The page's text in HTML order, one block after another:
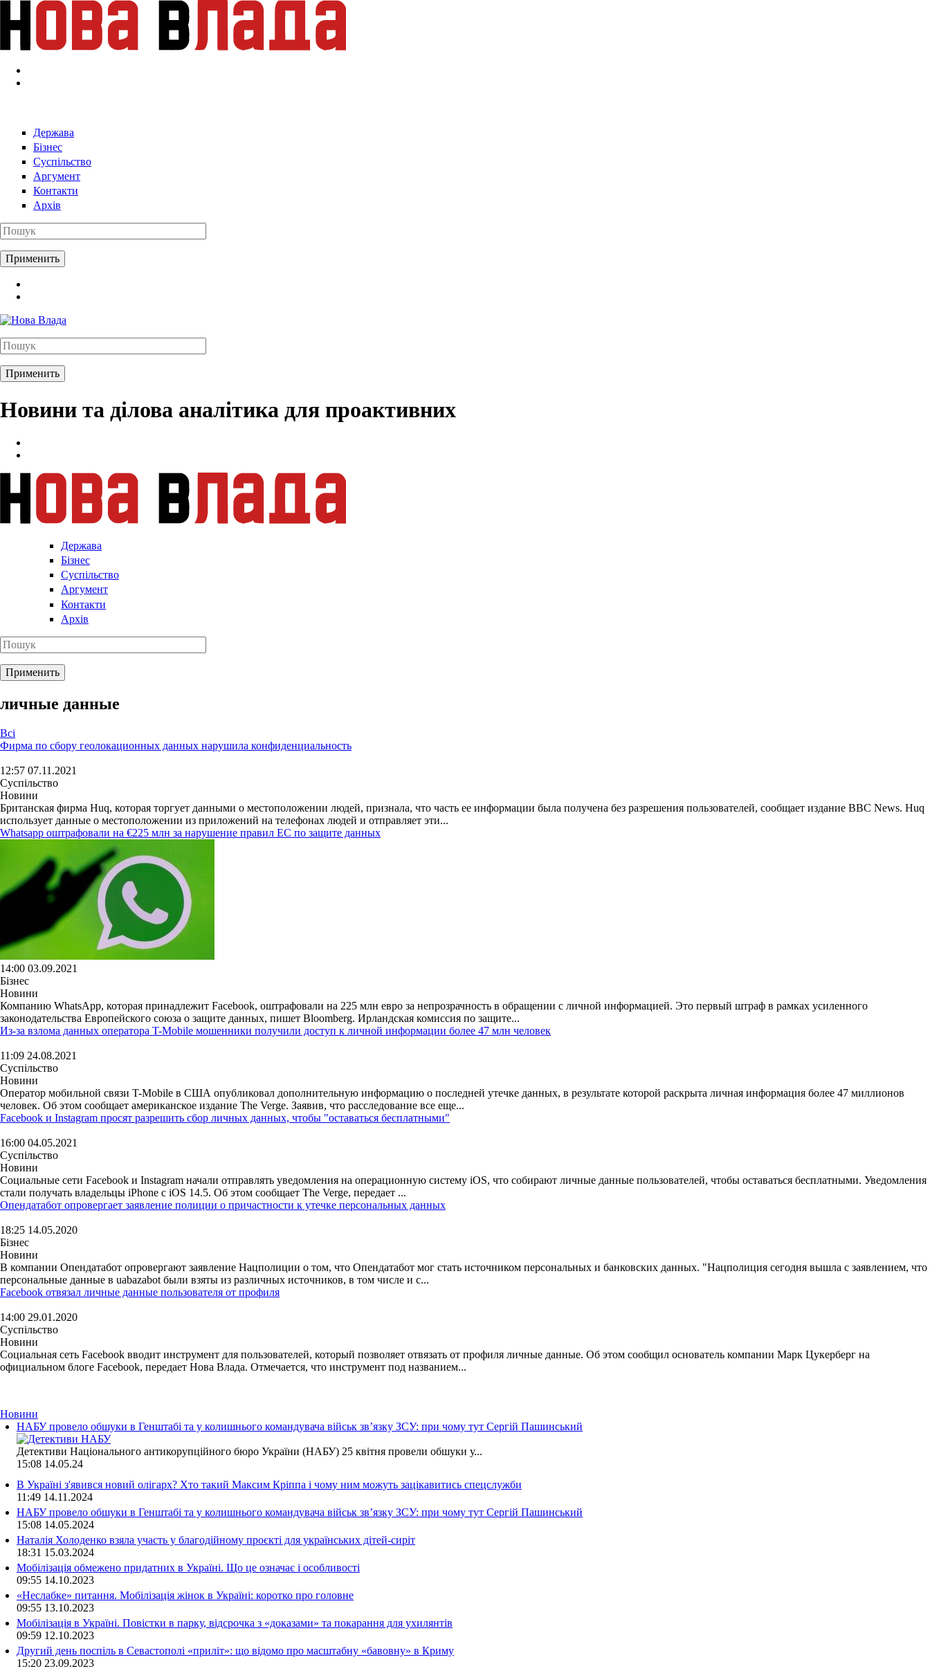
Перейти к основному содержанию
Держава
Бізнес
Суспільство
Аргумент
Контакти
Архів
Новини та ділова аналітика для проактивних
Держава
Бізнес
Суспільство
Аргумент
Контакти
Архів
личные данные
Всі
Фирма по сбору геолокационных данных нарушила конфиденциальность
12:57 07.11.2021
Суспільство
Новини
Британская фирма Huq, которая торгует данными о местоположении людей, признала, что часть ее информации была получена без разрешения пользователей, сообщает издание BBC News. Huq
использует данные о местоположении из приложений на телефонах людей и отправляет эти...
Whatsapp оштрафовали на €225 млн за нарушение правил ЕС по защите данных
14:00 03.09.2021
Бізнес
Новини
Компанию WhatsApp, которая принадлежит Facebook, оштрафовали на 225 млн евро за непрозрачность в обращении с личной информацией. Это первый штраф в рамках усиленного
законодательства Европейского союза о защите данных, пишет Bloomberg. Ирландская комиссия по защите...
Из-за взлома данных оператора T-Mobile мошенники получили доступ к личной информации более 47 млн человек
11:09 24.08.2021
Суспільство
Новини
Оператор мобильной связи T-Mobile в США опубликовал дополнительную информацию о последней утечке данных, в результате которой раскрыта личная информация более 47 миллионов
человек. Об этом сообщает американское издание The Verge. Заявив, что расследование все еще...
Facebook и Instagram просят разрешить сбор личных данных, чтобы "оставаться бесплатными"
16:00 04.05.2021
Суспільство
Новини
Социальные сети Facebook и Instagram начали отправлять уведомления на операционную систему iOS, что собирают личные данные пользователей, чтобы оставаться бесплатными. Уведомления
стали получать владельцы iPhone с iOS 14.5. Об этом сообщает The Verge, передает ...
Опендатабот опровергает заявление полиции о причастности к утечке персональных данных
18:25 14.05.2020
Бізнес
Новини
В компании Опендатабот опровергают заявление Нацполиции о том, что Опендатабот мог стать источником персональных и банковских данных. "Нацполиция сегодня вышла с заявлением, что
персональные данные в uabazabot были взяты из различных источников, в том числе и с...
Facebook отвязал личные данные пользователя от профиля
14:00 29.01.2020
Суспільство
Новини
Социальная сеть Facebook вводит инструмент для пользователей, который позволяет отвязать от профиля личные данные. Об этом сообщил основатель компании Марк Цукерберг на
официальном блоге Facebook, передает Нова Влада. Отмечается, что инструмент под названием...
Новини
НАБУ провело обшуки в Генштабі та у колишнього командувача військ зв’язку ЗСУ: при чому тут Сергій Пашинський
Детективи Національного антикорупційного бюро України (НАБУ) 25 квітня провели обшуки у...
15:08 14.05.24
В Україні з'явився новий олігарх? Хто такий Максим Кріппа і чому ним можуть зацікавитись спецслужби
11:49 14.11.2024
НАБУ провело обшуки в Генштабі та у колишнього командувача військ зв’язку ЗСУ: при чому тут Сергій Пашинський
15:08 14.05.2024
Наталія Холоденко взяла участь у благодійному проєкті для українських дітей-сиріт
18:31 15.03.2024
Мобілізація обмежено придатних в Україні. Що це означає і особливості
09:55 14.10.2023
«Неслабке» питання. Мобілізація жінок в Україні: коротко про головне
09:55 13.10.2023
Мобілізація в Україні. Повістки в парку, відсрочка з «доказами» та покарання для ухилянтів
09:59 12.10.2023
Другий день поспіль в Севастополі «приліт»: що відомо про масштабну «бавовну» в Криму
15:20 23.09.2023